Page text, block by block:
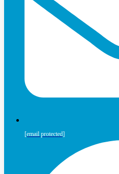
[email protected]